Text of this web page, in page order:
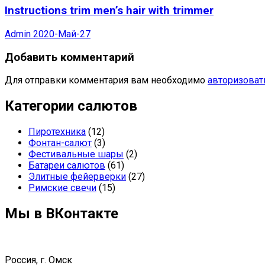
Instructions trim men’s hair with trimmer
Admin 2020-Май-27
Добавить комментарий
Для отправки комментария вам необходимо
Категории салютов
Пиротехника (12)
Фонтан-салют (3)
Фестивальные шары (2)
Батареи салютов (61)
Элитные фейерверки (27)
Римские свечи (15)
Мы в ВКонтакте
Россия, г. Омск